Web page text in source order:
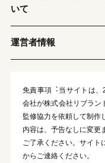
いて
運営者情報
免責事項︓当サイトは
会社が株式会社リブラン
監修協力を依頼して制作
内容は、予告なしに変更
ご了承ください。サイト
からご連絡ください。